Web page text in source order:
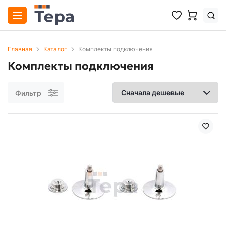
Главная Каталог Комплекты подключения
Комплекты подключения
Фильтр